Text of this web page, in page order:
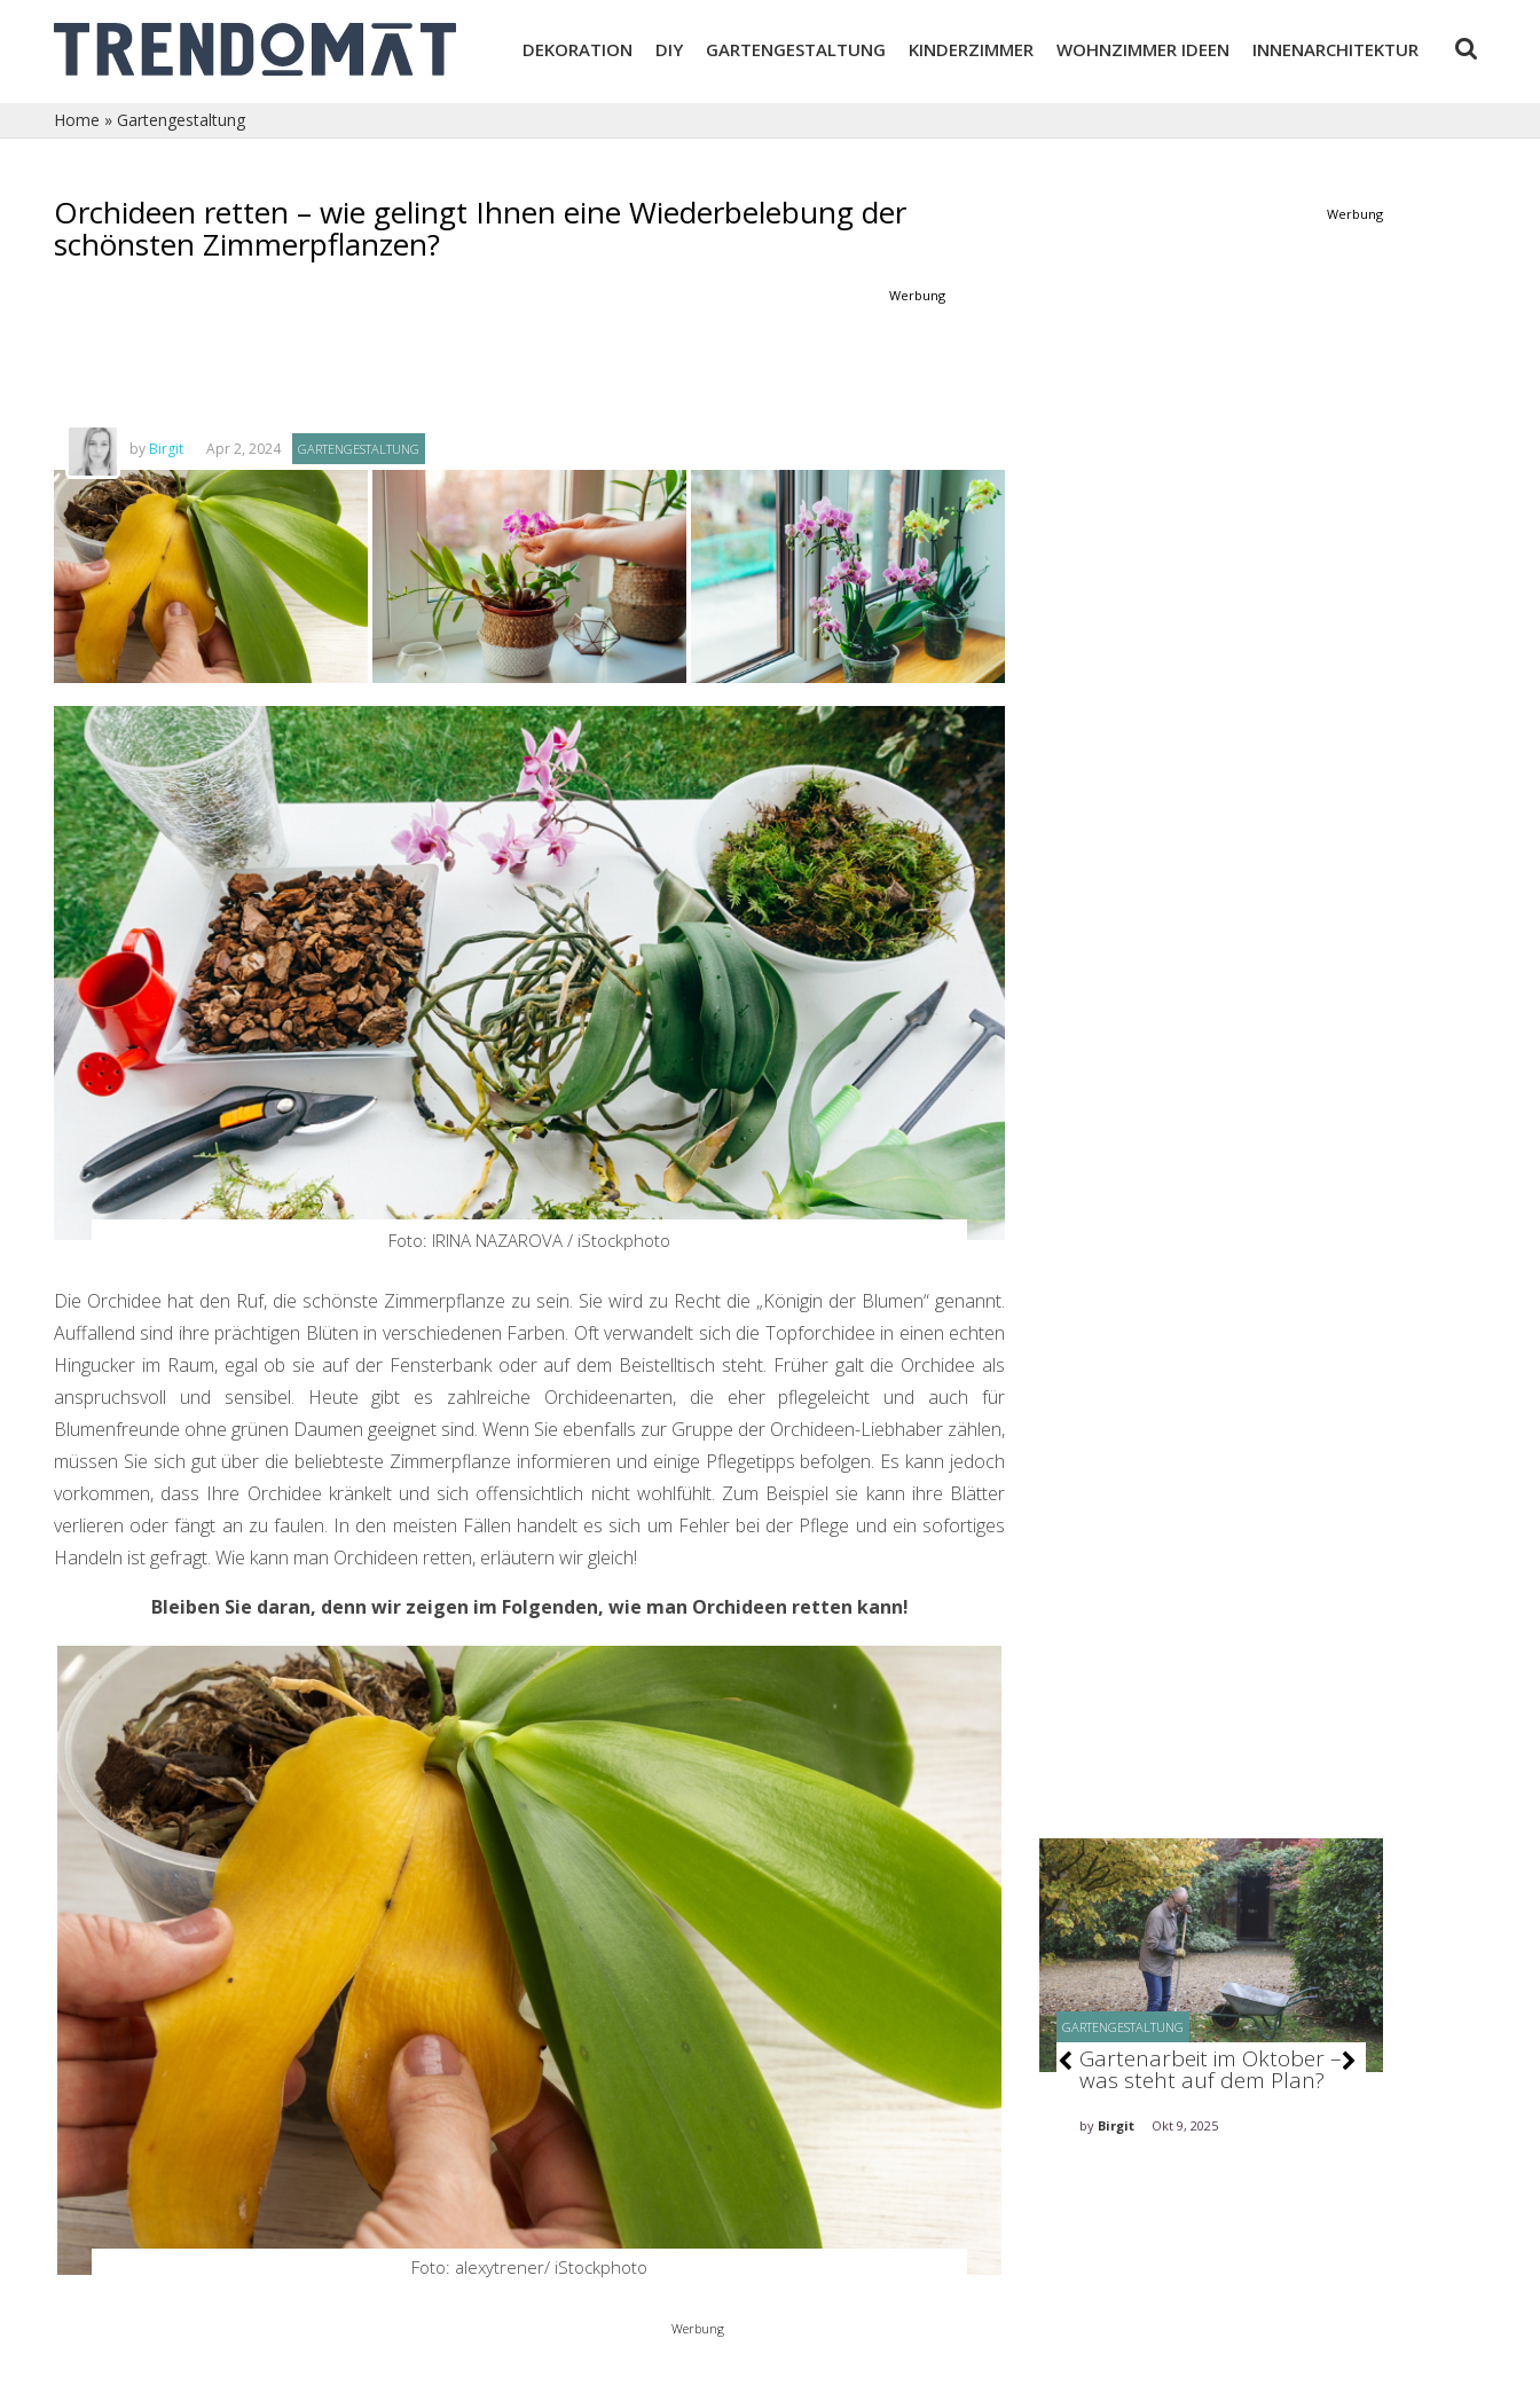
DEKORATION DIY GARTENGESTALTUNG KINDERZIMMER WOHNZIMMER IDEEN INNENARCHITEKTUR
Home » Gartengestaltung
Orchideen retten – wie gelingt Ihnen eine Wiederbelebung der
schönsten Zimmerpflanzen?
Werbung
by Birgit Apr 2, 2024 GARTENGESTALTUNG
Foto: IRINA NAZAROVA / iStockphoto
Die Orchidee hat den Ruf, die schönste Zimmerpflanze zu sein. Sie wird zu Recht die „Königin der Blumen“ genannt.
Auffallend sind ihre prächtigen Blüten in verschiedenen Farben. Oft verwandelt sich die Topforchidee in einen echten
Hingucker im Raum, egal ob sie auf der Fensterbank oder auf dem Beistelltisch steht. Früher galt die Orchidee als
anspruchsvoll und sensibel. Heute gibt es zahlreiche Orchideenarten, die eher pflegeleicht und auch für
Blumenfreunde ohne grünen Daumen geeignet sind. Wenn Sie ebenfalls zur Gruppe der Orchideen-Liebhaber zählen,
müssen Sie sich gut über die beliebteste Zimmerpflanze informieren und einige Pflegetipps befolgen. Es kann jedoch
vorkommen, dass Ihre Orchidee kränkelt und sich offensichtlich nicht wohlfühlt. Zum Beispiel sie kann ihre Blätter
verlieren oder fängt an zu faulen. In den meisten Fällen handelt es sich um Fehler bei der Pflege und ein sofortiges
Handeln ist gefragt. Wie kann man Orchideen retten, erläutern wir gleich!
Bleiben Sie daran, denn wir zeigen im Folgenden, wie man Orchideen retten kann!
Foto: alexytrener/ iStockphoto
Werbung
Werbung
GARTENGESTALTUNG
Obstgarten im März – wie
pflegt man die
Obstbäume im Frühjahr?
Birgit Mrz 20, 2024
GARTENGESTALTUNG
Gartenarbeit im Oktober –
was steht auf dem Plan?
by Birgit Okt 9, 2025